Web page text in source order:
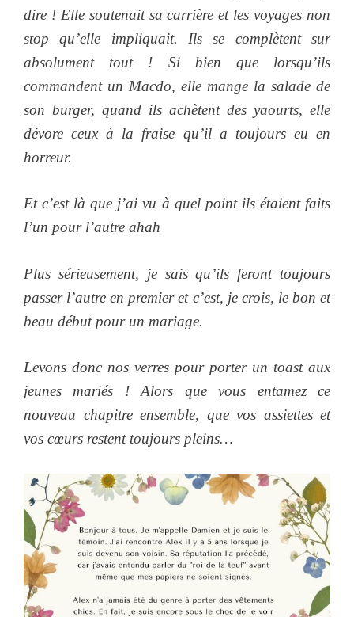
dire ! Elle soutenait sa carrière et les voyages non
stop qu’elle impliquait. Ils se complètent sur
absolument tout ! Si bien que lorsqu’ils
commandent un Macdo, elle mange la salade de
son burger, quand ils achètent des yaourts, elle
dévore ceux à la fraise qu’il a toujours eu en
horreur.
Et c’est là que j’ai vu à quel point ils étaient faits
l’un pour l’autre ahah
Plus sérieusement, je sais qu’ils feront toujours
passer l’autre en premier et c’est, je crois, le bon et
beau début pour un mariage.
Levons donc nos verres pour porter un toast aux
jeunes mariés ! Alors que vous entamez ce
nouveau chapitre ensemble, que vos assiettes et
vos cœurs restent toujours pleins…